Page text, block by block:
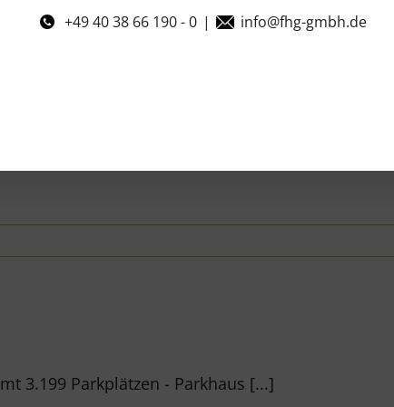
+49 40 38 66 190 - 0 | info@fhg-gmbh.de
3.199 Parkplätzen - Parkhaus [...]